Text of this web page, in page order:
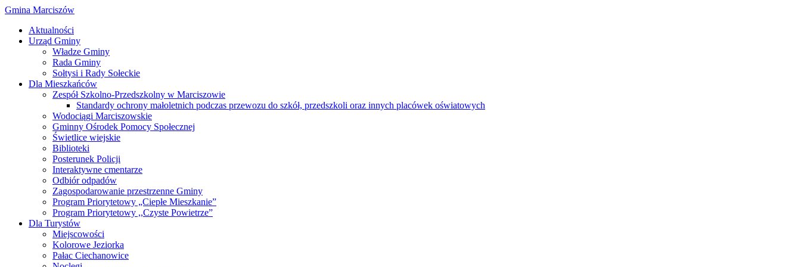
Gmina Marciszów
Aktualności
Urząd Gminy
Władze Gminy
Rada Gminy
Sołtysi i Rady Sołeckie
Dla Mieszkańców
Zespół Szkolno-Przedszkolny w Marciszowie
Standardy ochrony małoletnich podczas przewozu do szkół, przedszkoli oraz innych placówek oświatowych
Wodociągi Marciszowskie
Gminny Ośrodek Pomocy Społecznej
Świetlice wiejskie
Biblioteki
Posterunek Policji
Interaktywne cmentarze
Odbiór odpadów
Zagospodarowanie przestrzenne Gminy
Program Priorytetowy „Ciepłe Mieszkanie”
Program Priorytetowy ,,Czyste Powietrze”
Dla Turystów
Miejscowości
Kolorowe Jeziorka
Pałac Ciechanowice